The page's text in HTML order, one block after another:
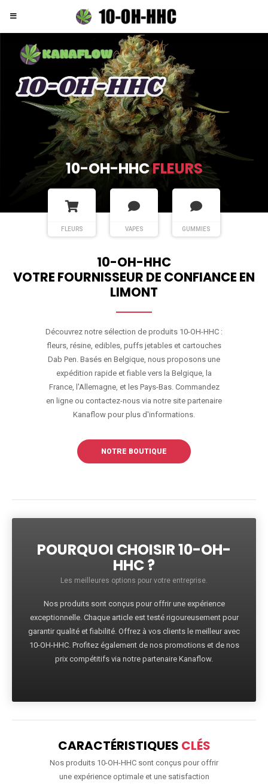
10-OH-HHCFLEURS
FLEURS VAPES GUMMIES
10-OH-HHC
VOTRE FOURNISSEUR DE CONFIANCE EN
LIMONT
Découvrez notre sélection de produits 10-OH-HHC :
fleurs, résine, edibles, puffs jetables et cartouches
Dab Pen. Basés en Belgique, nous proposons une
expédition rapide et fiable vers la Belgique, la
France, l'Allemagne, et les Pays-Bas. Commandez
en ligne ou contactez-nous via notre site partenaire
Kanaflow pour plus d'informations.
NOTRE BOUTIQUE
POURQUOI CHOISIR 10-OH-
HHC ?
Les meilleures options pour votre entreprise.
Nos produits sont conçus pour offrir une expérience
exceptionnelle. Chaque article est testé rigoureusement pour
garantir qualité et fiabilité. Offrez à vos clients le meilleur avec
10-OH-HHC. Profitez également de nos promotions et de nos
prix compétitifs via notre partenaire Kanaflow.
CARACTÉRISTIQUES CLÉS
Nos produits 10-OH-HHC sont conçus pour offrir
une expérience optimale et une satisfaction